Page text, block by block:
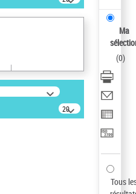
résultats/page
20
résultats/page
Ma
(0)
Tous